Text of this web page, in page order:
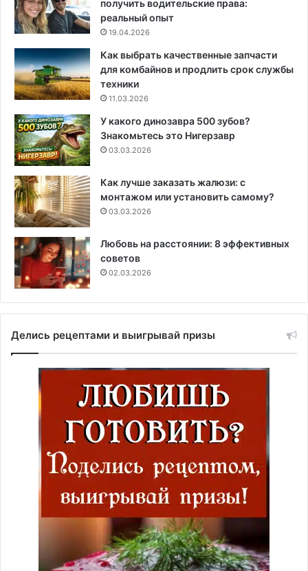
получить водительские права:
реальный опыт
19.04.2026
Как выбрать качественные запчасти
для комбайнов и продлить срок службы
техники
11.03.2026
У какого динозавра 500 зубов?
Знакомьтесь это Нигерзавр
03.03.2026
Как лучше заказать жалюзи: с
монтажом или установить самому?
03.03.2026
Любовь на расстоянии: 8 эффективных
советов
02.03.2026
Делись рецептами и выигрывай призы